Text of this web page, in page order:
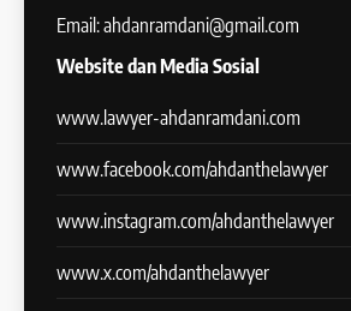
Email: ahdanramdani@gmail.com
Website dan Media Sosial
www.lawyer-ahdanramdani.com
www.facebook.com/ahdanthelawyer
www.instagram.com/ahdanthelawyer
www.x.com/ahdanthelawyer